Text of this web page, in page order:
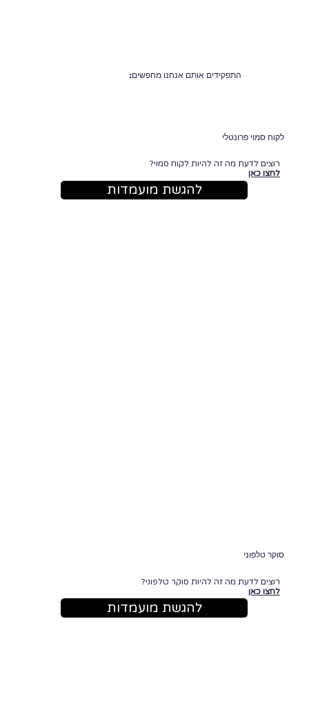
התפקידים אותם אנחנו מחפשים:
לקוח סמוי פרונטלי
רוצים לדעת מה זה להיות לקוח סמוי?
לחצו כאן
להגשת מועמדות
סוקר טלפוני
רוצים לדעת מה זה להיות סוקר טלפוני?
לחצו כאן
להגשת מועמדות